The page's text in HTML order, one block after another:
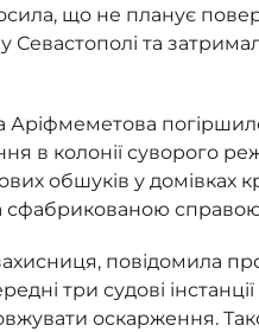
що не планує
та
в колонії суворого
обшуків у домівках
сфабрикованою
повідомила
три судові
оскарження.